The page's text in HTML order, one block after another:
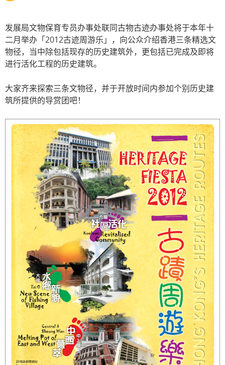
发展局文物保育专员办事处联同古物古迹办事处将于本年十
二月举办「2012古迹周游乐」，向公众介绍香港三条精选文
物径，当中除包括现存的历史建筑外，更包括已完成及即将
进行活化工程的历史建筑。
大家齐来探索三条文物径，并于开放时间内参加个别历史建
筑所提供的导赏团吧！